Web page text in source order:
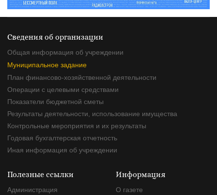
Сведения об организации
Общая информация об учреждении
Муниципальное задание
План финансово-хозяйственной деятельности
Операции с целевыми средствами
Показатели бюджетной сметы
Результаты деятельности, использование имущества
Контрольные мероприятия и их результаты
Годовая бухгалтерская отчетность
Иная информация об учреждении
Полезные ссылки
Администрация
Информация
О газете